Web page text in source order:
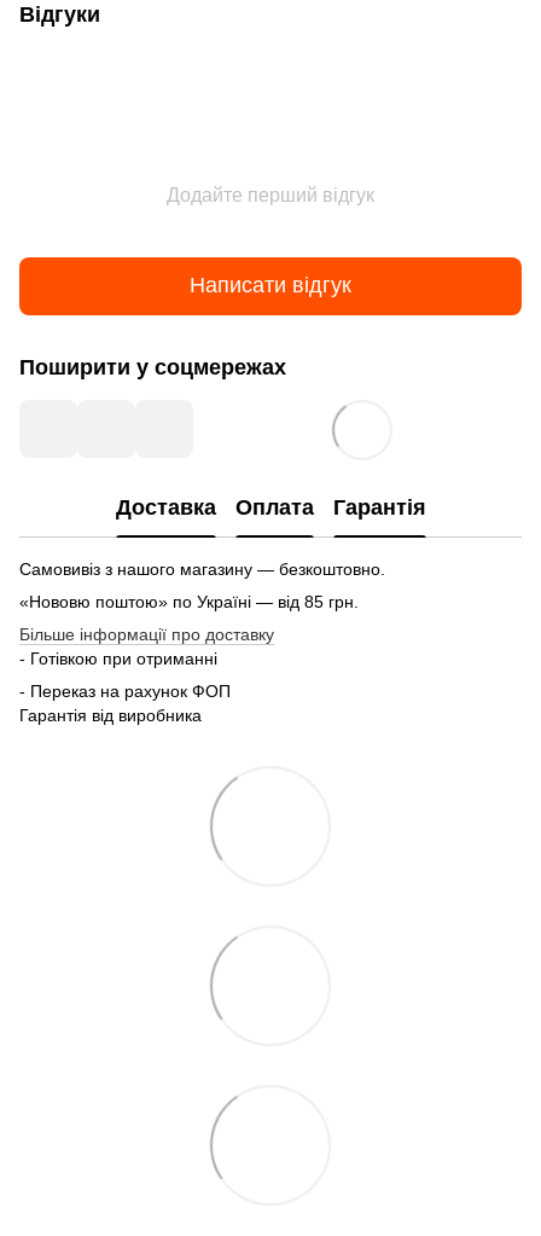
Відгуки
Додайте перший відгук
Написати відгук
Поширити у соцмережах
Доставка Оплата Гарантія
Самовивіз з нашого магазину — безкоштовно.
«Нововю поштою» по Україні — від 85 грн.
Більше інформації про доставку
- Готівкою при отриманні
- Переказ на рахунок ФОП
Гарантія від виробника